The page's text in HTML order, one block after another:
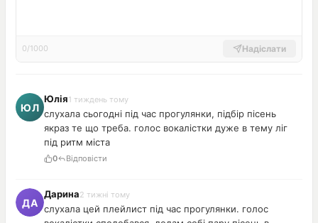
0/1000 Надіслати
Юлія1 тиждень тому
слухала сьогодні під час прогулянки, підбір пісень
якраз те що треба. голос вокалістки дуже в тему ліг
під ритм міста
0 Відповісти
Дарина2 тижні тому
слухала цей плейлист під час прогулянки. голос